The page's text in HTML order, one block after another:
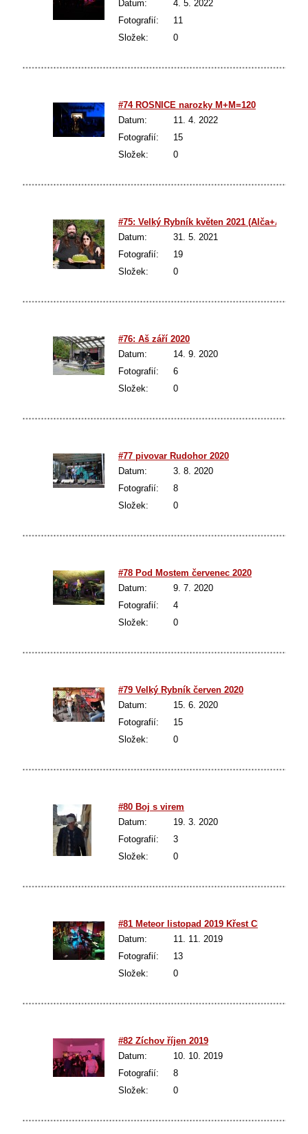
Datum:
4. 5. 2022
Fotografií:
11
Složek:
0
#74 ROSNICE narozky M+M=120
Datum:
11. 4. 2022
Fotografií:
15
Složek:
0
#75: Velký Rybník květen 2021
Datum:
31. 5. 2021
Fotografií:
19
Složek:
0
#76: Aš září 2020
Datum:
14. 9. 2020
Fotografií:
6
Složek:
0
#77 pivovar Rudohor 2020
Datum:
3. 8. 2020
Fotografií:
8
Složek:
0
#78 Pod Mostem červenec 2020
Datum:
9. 7. 2020
Fotografií:
4
Složek:
0
#79 Velký Rybník červen 2020
Datum:
15. 6. 2020
Fotografií:
15
Složek:
0
#80 Boj s virem
Datum:
19. 3. 2020
Fotografií:
3
Složek:
0
#81 Meteor listopad 2019 Křest CD "Atomic
Datum:
11. 11. 2019
Fotografií:
13
Složek:
0
#82 Zíchov říjen 2019
Datum:
10. 10. 2019
Fotografií:
8
Složek:
0